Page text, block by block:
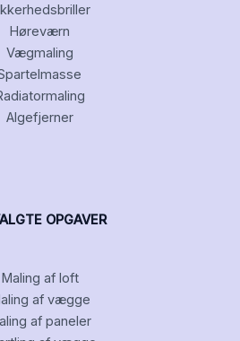
Høreværn
Vægmaling
Algefjerner
OPGAVER
Maling af loft
af vægge
af paneler